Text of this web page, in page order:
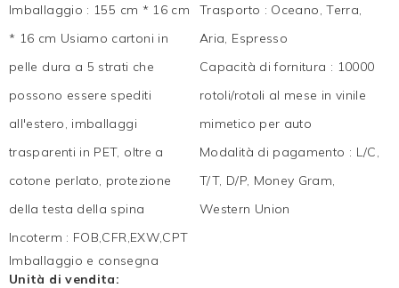
Imballaggio : 155 cm * 16 cm
* 16 cm Usiamo cartoni in
pelle dura a 5 strati che
possono essere spediti
all'estero, imballaggi
trasparenti in PET, oltre a
cotone perlato, protezione
della testa della spina
Trasporto : Oceano, Terra,
Aria, Espresso
Capacità di fornitura : 10000
rotoli/rotoli al mese in vinile
mimetico per auto
Modalità di pagamento : L/C,
T/T, D/P, Money Gram,
Western Union
Incoterm : FOB,CFR,EXW,CPT
Imballaggio e consegna
Unità di vendita: